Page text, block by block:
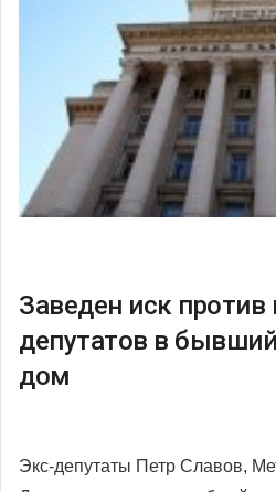
Заведен иск
депутатов в
дом
Экс-депутаты Петр Славов,